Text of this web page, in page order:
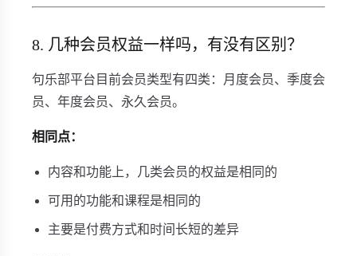
8. 几种会员权益一样吗，有没有区别？
句乐部平台目前会员类型有四类：月度会员、季度会
员、年度会员、永久会员。
相同点：
内容和功能上，几类会员的权益是相同的
可用的功能和课程是相同的
主要是付费方式和时间长短的差异